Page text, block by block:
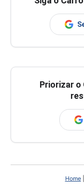
Priorizar o
Home|